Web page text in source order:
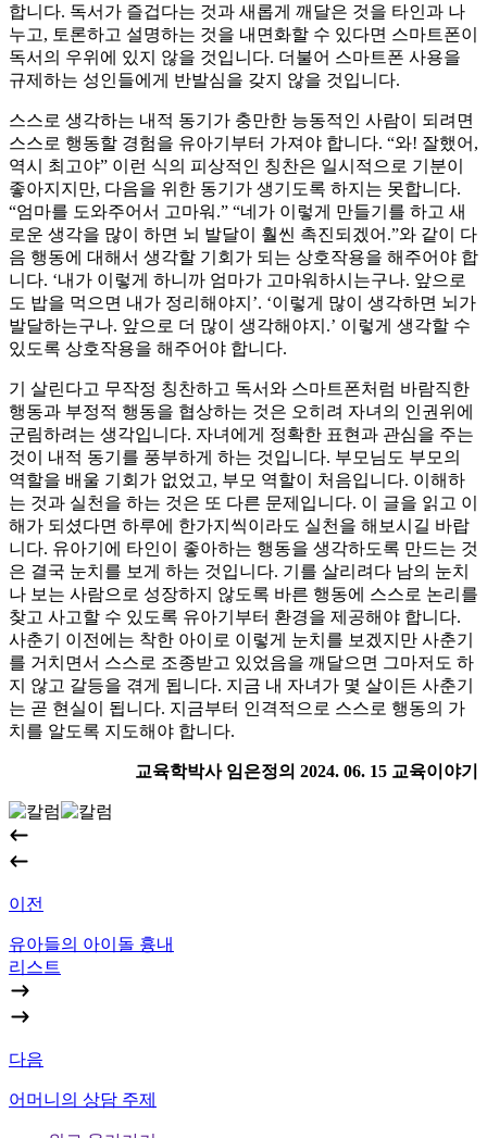
합니다. 독서가 즐겁다는 것과 새롭게 깨달은 것을 타인과 나
누고, 토론하고 설명하는 것을 내면화할 수 있다면 스마트폰이
독서의 우위에 있지 않을 것입니다. 더불어 스마트폰 사용을
규제하는 성인들에게 반발심을 갖지 않을 것입니다.
스스로 생각하는 내적 동기가 충만한 능동적인 사람이 되려면
스스로 행동할 경험을 유아기부터 가져야 합니다. “와! 잘했어,
역시 최고야” 이런 식의 피상적인 칭찬은 일시적으로 기분이
좋아지지만, 다음을 위한 동기가 생기도록 하지는 못합니다.
“엄마를 도와주어서 고마워.” “네가 이렇게 만들기를 하고 새
로운 생각을 많이 하면 뇌 발달이 훨씬 촉진되겠어.”와 같이 다
음 행동에 대해서 생각할 기회가 되는 상호작용을 해주어야 합
니다. ‘내가 이렇게 하니까 엄마가 고마워하시는구나. 앞으로
도 밥을 먹으면 내가 정리해야지’. ‘이렇게 많이 생각하면 뇌가
발달하는구나. 앞으로 더 많이 생각해야지.’ 이렇게 생각할 수
있도록 상호작용을 해주어야 합니다.
기 살린다고 무작정 칭찬하고 독서와 스마트폰처럼 바람직한
행동과 부정적 행동을 협상하는 것은 오히려 자녀의 인권위에
군림하려는 생각입니다. 자녀에게 정확한 표현과 관심을 주는
것이 내적 동기를 풍부하게 하는 것입니다. 부모님도 부모의
역할을 배울 기회가 없었고, 부모 역할이 처음입니다. 이해하
는 것과 실천을 하는 것은 또 다른 문제입니다. 이 글을 읽고 이
해가 되셨다면 하루에 한가지씩이라도 실천을 해보시길 바랍
니다. 유아기에 타인이 좋아하는 행동을 생각하도록 만드는 것
은 결국 눈치를 보게 하는 것입니다. 기를 살리려다 남의 눈치
나 보는 사람으로 성장하지 않도록 바른 행동에 스스로 논리를
찾고 사고할 수 있도록 유아기부터 환경을 제공해야 합니다.
사춘기 이전에는 착한 아이로 이렇게 눈치를 보겠지만 사춘기
를 거치면서 스스로 조종받고 있었음을 깨달으면 그마저도 하
지 않고 갈등을 겪게 됩니다. 지금 내 자녀가 몇 살이든 사춘기
는 곧 현실이 됩니다. 지금부터 인격적으로 스스로 행동의 가
치를 알도록 지도해야 합니다.
교육학박사 임은정의 2024. 06. 15 교육이야기
이전
유아들의 아이돌 흉내
리스트
다음
어머니의 상담 주제